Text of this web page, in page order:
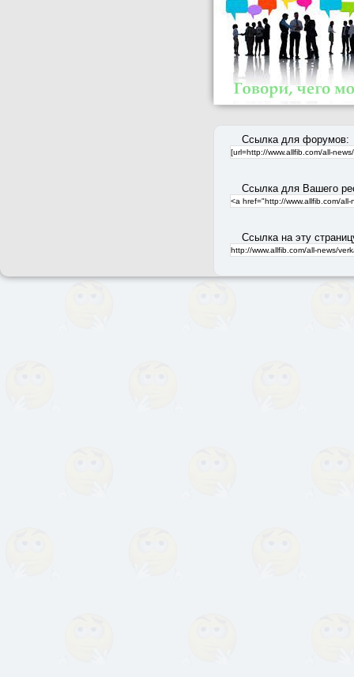
Ссылка для форумов:
Ссылка для Вашего
Ссылка на эту